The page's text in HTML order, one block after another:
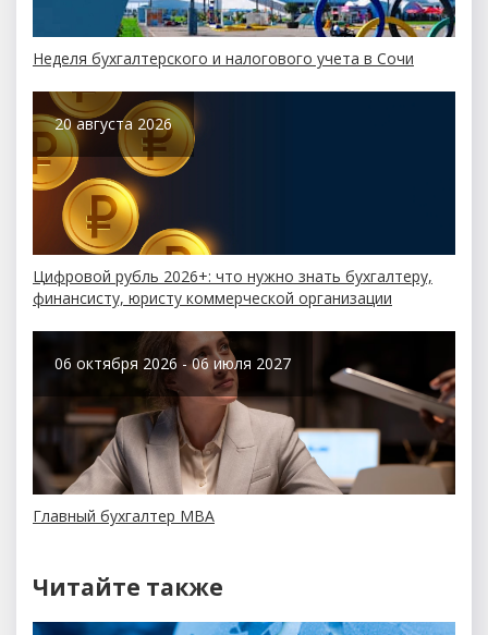
Неделя бухгалтерского и налогового учета в Сочи
20 августа 2026
Цифровой рубль 2026+: что нужно знать бухгалтеру,
финансисту, юристу коммерческой организации
06 октября 2026 - 06 июля 2027
Главный бухгалтер МBA
Читайте также